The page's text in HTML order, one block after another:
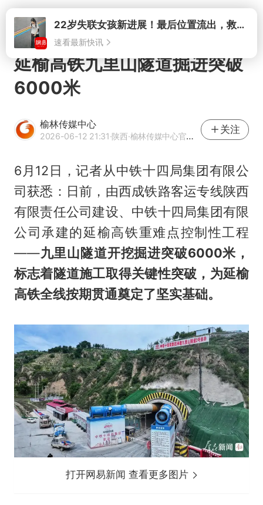
打开22岁失联女孩新进展！最后位置流出，救援队再曝两大噩耗母亲崩溃
速看最新快讯
延榆高铁九里山隧道掘进突破
6000米
榆林传媒中心
2026-06-12 21:31·陕西·榆林传媒中心官方网易号
关注
6月12日，记者从中铁十四局集团有限公
司获悉：日前，由西成铁路客运专线陕西
有限责任公司建设、中铁十四局集团有限
公司承建的延榆高铁重难点控制性工程
——九里山隧道开挖掘进突破6000米，
标志着隧道施工取得关键性突破，为延榆
高铁全线按期贯通奠定了坚实基础。
打开网易新闻 查看更多图片